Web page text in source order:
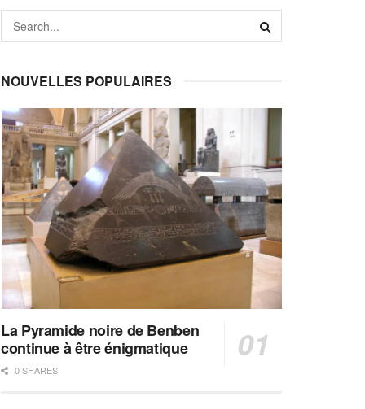
NOUVELLES POPULAIRES
La Pyramide noire de Benben
continue à être énigmatique
0 SHARES